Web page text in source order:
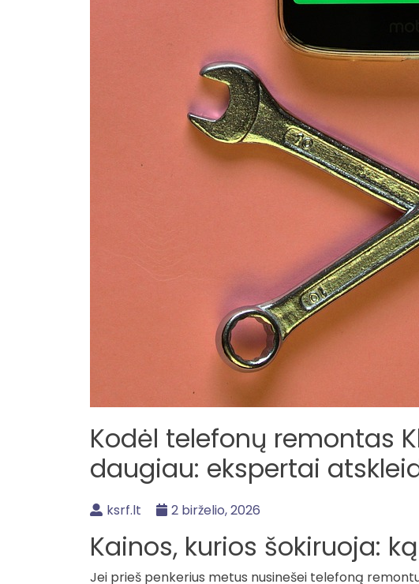
Kodėl telefonų remontas
daugiau: ekspertai
ksrf.lt 2 birželio, 2026
Kainos, kurios šokiruoja:
Jei prieš penkerius metus nusinešei telefoną